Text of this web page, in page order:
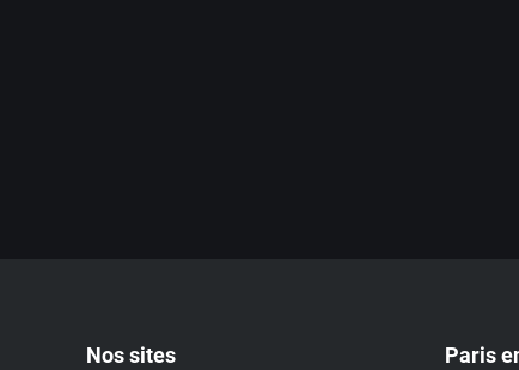
Nos sites Paris